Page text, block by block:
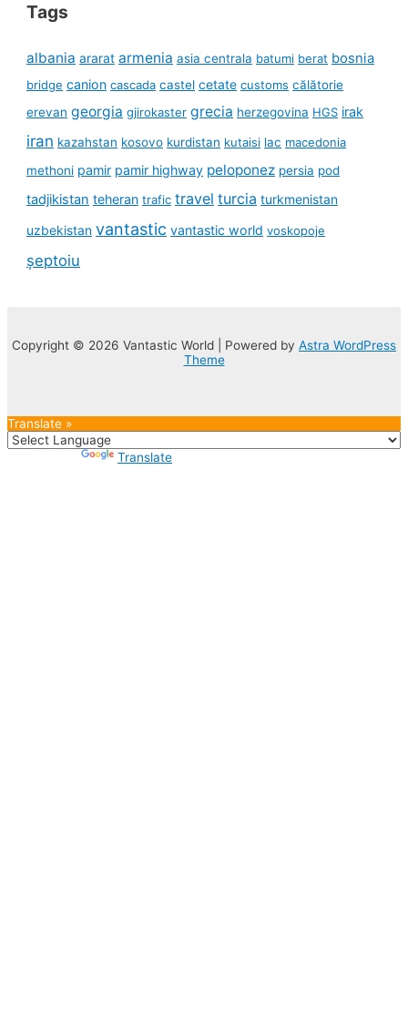
Tags
albania ararat armenia asia centrala batumi berat bosnia
bridge canion cascada castel cetate customs călătorie
erevan georgia gjirokaster grecia herzegovina HGS irak
iran kazahstan kosovo kurdistan kutaisi lac macedonia
methoni pamir pamir highway peloponez persia pod
tadjikistan teheran trafic travel turcia turkmenistan
uzbekistan vantastic vantastic world voskopoje
șeptoiu
Copyright © 2026 Vantastic World | Powered by Astra WordPress
Theme
Translate »
Translate